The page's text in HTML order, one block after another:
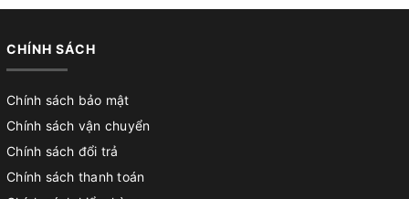
CHÍNH SÁCH
Chính sách bảo mật
Chính sách vận chuyển
Chính sách đổi trả
Chính sách thanh toán